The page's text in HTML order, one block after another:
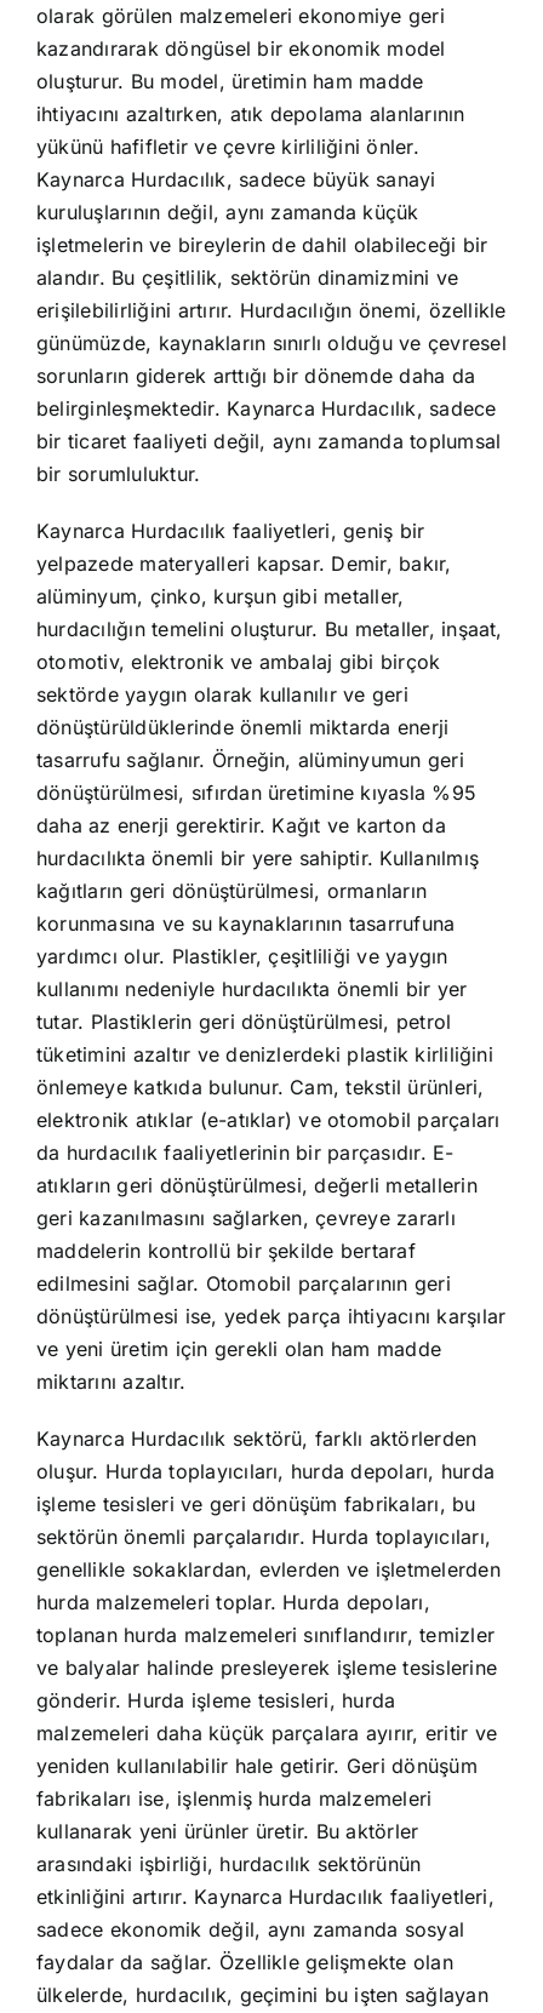
olarak görülen malzemeleri ekonomiye geri
kazandırarak döngüsel bir ekonomik model
oluşturur. Bu model, üretimin ham madde
ihtiyacını azaltırken, atık depolama alanlarının
yükünü hafifletir ve çevre kirliliğini önler.
Kaynarca Hurdacılık, sadece büyük sanayi
kuruluşlarının değil, aynı zamanda küçük
işletmelerin ve bireylerin de dahil olabileceği bir
alandır. Bu çeşitlilik, sektörün dinamizmini ve
erişilebilirliğini artırır. Hurdacılığın önemi, özellikle
günümüzde, kaynakların sınırlı olduğu ve çevresel
sorunların giderek arttığı bir dönemde daha da
belirginleşmektedir. Kaynarca Hurdacılık, sadece
bir ticaret faaliyeti değil, aynı zamanda toplumsal
bir sorumluluktur.
Kaynarca Hurdacılık faaliyetleri, geniş bir
yelpazede materyalleri kapsar. Demir, bakır,
alüminyum, çinko, kurşun gibi metaller,
hurdacılığın temelini oluşturur. Bu metaller, inşaat,
otomotiv, elektronik ve ambalaj gibi birçok
sektörde yaygın olarak kullanılır ve geri
dönüştürüldüklerinde önemli miktarda enerji
tasarrufu sağlanır. Örneğin, alüminyumun geri
dönüştürülmesi, sıfırdan üretimine kıyasla %95
daha az enerji gerektirir. Kağıt ve karton da
hurdacılıkta önemli bir yere sahiptir. Kullanılmış
kağıtların geri dönüştürülmesi, ormanların
korunmasına ve su kaynaklarının tasarrufuna
yardımcı olur. Plastikler, çeşitliliği ve yaygın
kullanımı nedeniyle hurdacılıkta önemli bir yer
tutar. Plastiklerin geri dönüştürülmesi, petrol
tüketimini azaltır ve denizlerdeki plastik kirliliğini
önlemeye katkıda bulunur. Cam, tekstil ürünleri,
elektronik atıklar (e-atıklar) ve otomobil parçaları
da hurdacılık faaliyetlerinin bir parçasıdır. E-
atıkların geri dönüştürülmesi, değerli metallerin
geri kazanılmasını sağlarken, çevreye zararlı
maddelerin kontrollü bir şekilde bertaraf
edilmesini sağlar. Otomobil parçalarının geri
dönüştürülmesi ise, yedek parça ihtiyacını karşılar
ve yeni üretim için gerekli olan ham madde
miktarını azaltır.
Kaynarca Hurdacılık sektörü, farklı aktörlerden
oluşur. Hurda toplayıcıları, hurda depoları, hurda
işleme tesisleri ve geri dönüşüm fabrikaları, bu
sektörün önemli parçalarıdır. Hurda toplayıcıları,
genellikle sokaklardan, evlerden ve işletmelerden
hurda malzemeleri toplar. Hurda depoları,
toplanan hurda malzemeleri sınıflandırır, temizler
ve balyalar halinde presleyerek işleme tesislerine
gönderir. Hurda işleme tesisleri, hurda
malzemeleri daha küçük parçalara ayırır, eritir ve
yeniden kullanılabilir hale getirir. Geri dönüşüm
fabrikaları ise, işlenmiş hurda malzemeleri
kullanarak yeni ürünler üretir. Bu aktörler
arasındaki işbirliği, hurdacılık sektörünün
etkinliğini artırır. Kaynarca Hurdacılık faaliyetleri,
sadece ekonomik değil, aynı zamanda sosyal
faydalar da sağlar. Özellikle gelişmekte olan
ülkelerde, hurdacılık, geçimini bu işten sağlayan